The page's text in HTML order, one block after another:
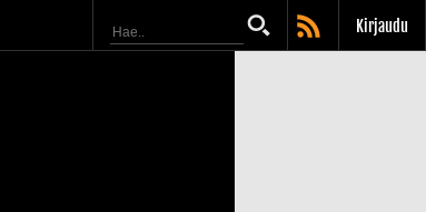
Kirjaudu